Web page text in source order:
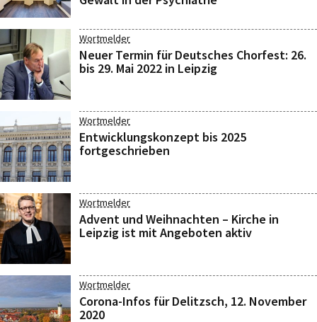
Wortmelder
Neuer Termin für Deutsches Chorfest: 26.
bis 29. Mai 2022 in Leipzig
Wortmelder
Entwicklungskonzept bis 2025
fortgeschrieben
Wortmelder
Advent und Weihnachten – Kirche in
Leipzig ist mit Angeboten aktiv
Wortmelder
Corona-Infos für Delitzsch, 12. November
2020